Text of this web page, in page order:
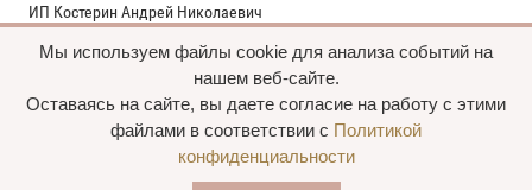
ИП Костерин Андрей Николаевич
440012, проезд 2-й Лиственный д.20 г. Пенза Пензенская обл.,
Мы используем файлы cookie для анализа событий на
нашем веб-сайте.
Оставаясь на сайте, вы даете согласие на работу с этими
файлами в соответствии с Политикой
конфиденциальности
Все права сохранены, 2015—2025 Пальто